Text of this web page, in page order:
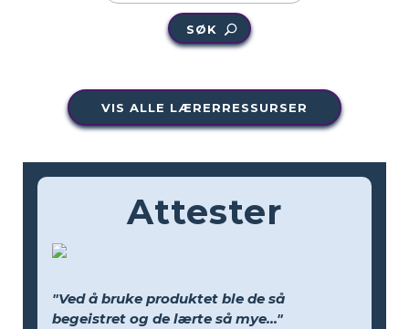
SØK
VIS ALLE LÆRERRESSURSER
Attester
"Ved å bruke produktet ble de så
begeistret og de lærte så mye..."